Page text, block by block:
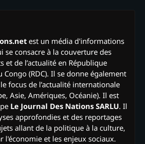
est un média d'informations
se consacre à la couverture des
et de l’actualité en République
(RDC). Il se donne également
focus de l’actualité internationale
Asie, Amériques, Océanie). Il est
Le Journal Des Nations SARLU. Il
approfondies et des reportages
allant de la politique à la culture,
l'économie et les enjeux sociaux.